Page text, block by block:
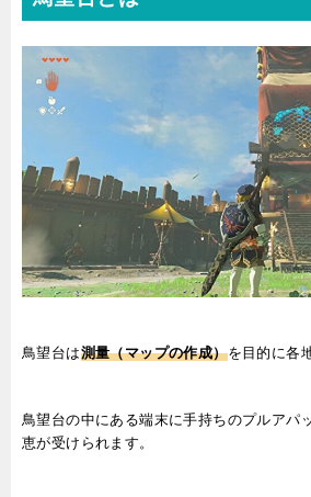
鳥望台は測量（マップの作成）を目的に各
鳥望台の中にある端末に手持ちのプルアパ
恵が受けられます。